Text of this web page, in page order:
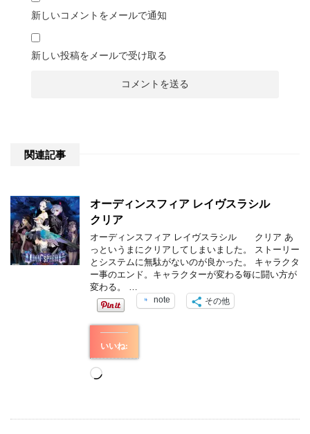
新しいコメントをメールで通知
新しい投稿をメールで受け取る
関連記事
オーディンスフィア レイヴスラシル
クリア
オーディンスフィア レイヴスラシル クリア あ
っというまにクリアしてしまいました。 ストーリー
とシステムに無駄がないのが良かった。 キャラクタ
ー事のエンド。キャラクターが変わる毎に闘い方が
変わる。 …
note その他
いいね:
読
み